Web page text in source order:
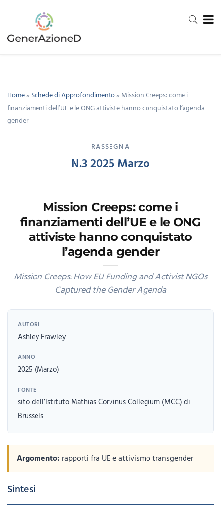
Home» Schede di Approfondimento» Mission Creeps: come i
finanziamenti dell’UE e le ONG attiviste hanno conquistato l’agenda
gender
RASSEGNA
N.3 2025 Marzo
Mission Creeps: come i
finanziamenti dell’UE e le ONG
attiviste hanno conquistato
l’agenda gender
Mission Creeps: How EU Funding and Activist NGOs
Captured the Gender Agenda
AUTORI
Ashley Frawley
ANNO
2025 (Marzo)
FONTE
sito dell’Istituto Mathias Corvinus Collegium (MCC) di
Brussels
Argomento: rapporti fra UE e attivismo transgender
Sintesi